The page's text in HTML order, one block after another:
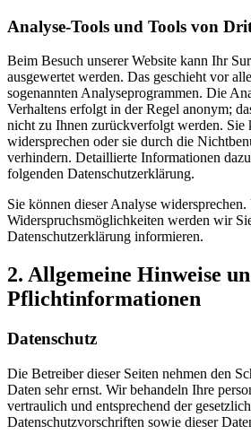
Analyse-Tools und Tools von
Beim Besuch unserer Website kann Ihr
ausgewertet werden. Das geschieht vor
sogenannten Analyseprogrammen. Die
Verhaltens erfolgt in der Regel anonym;
nicht zu Ihnen zurückverfolgt werden. Sie
widersprechen oder sie durch die
verhindern. Detaillierte Informationen
folgenden Datenschutzerklärung.
Sie können dieser Analyse
Widerspruchsmöglichkeiten werden wir
Datenschutzerklärung informieren.
2. Allgemeine Hinweise
Pflichtinformationen
Datenschutz
Die Betreiber dieser Seiten nehmen den
Daten sehr ernst. Wir behandeln Ihre
vertraulich und entsprechend der
Datenschutzvorschriften sowie dieser